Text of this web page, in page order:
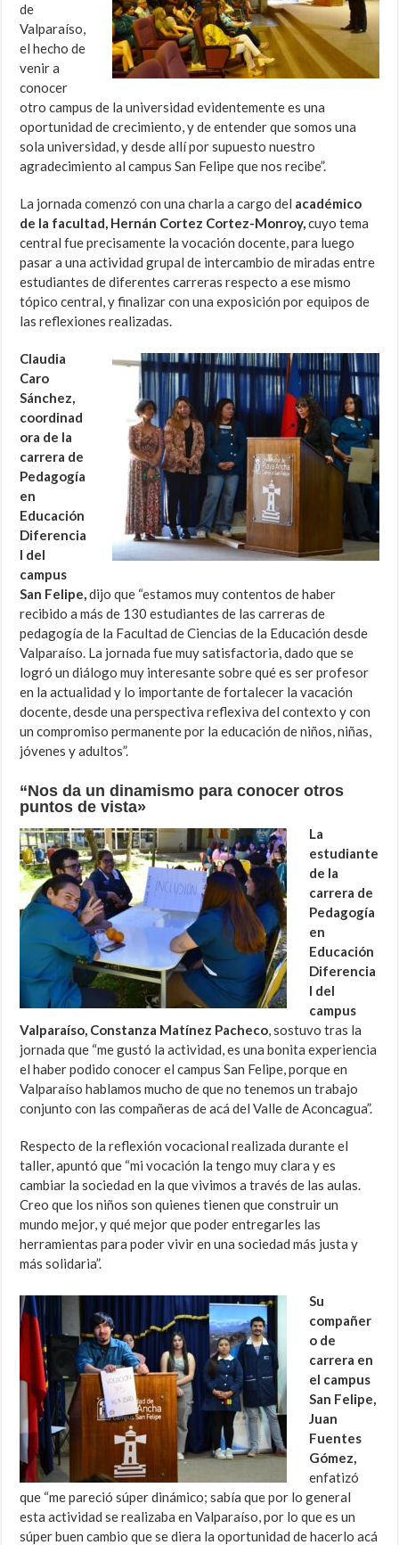
de
Valparaíso,
el hecho de
venir a
conocer
otro campus de la universidad evidentemente es una
oportunidad de crecimiento, y de entender que somos una
sola universidad, y desde allí por supuesto nuestro
agradecimiento al campus San Felipe que nos recibe”.
La jornada comenzó con una charla a cargo del académico
de la facultad, Hernán Cortez Cortez-Monroy,cuyo tema
central fue precisamente la vocación docente, para luego
pasar a una actividad grupal de intercambio de miradas entre
estudiantes de diferentes carreras respecto a ese mismo
tópico central, y finalizar con una exposición por equipos de
las reflexiones realizadas.
Claudia
Caro
Sánchez,
coordinad
ora de la
carrera de
Pedagogía
en
Educación
Diferencia
l del
campus
San Felipe,dijo que “estamos muy contentos de haber
recibido a más de 130 estudiantes de las carreras de
pedagogía de la Facultad de Ciencias de la Educación desde
Valparaíso. La jornada fue muy satisfactoria, dado que se
logró un diálogo muy interesante sobre qué es ser profesor
en la actualidad y lo importante de fortalecer la vacación
docente, desde una perspectiva reflexiva del contexto y con
un compromiso permanente por la educación de niños, niñas,
jóvenes y adultos”.
“Nos da un dinamismo para conocer otros
puntos de vista»
La
estudiante
de la
carrera de
Pedagogía
en
Educación
Diferencia
l del
campus
Valparaíso, Constanza Matínez Pacheco, sostuvo tras la
jornada que “me gustó la actividad, es una bonita experiencia
el haber podido conocer el campus San Felipe, porque en
Valparaíso hablamos mucho de que no tenemos un trabajo
conjunto con las compañeras de acá del Valle de Aconcagua”.
Respecto de la reflexión vocacional realizada durante el
taller, apuntó que “mi vocación la tengo muy clara y es
cambiar la sociedad en la que vivimos a través de las aulas.
Creo que los niños son quienes tienen que construir un
mundo mejor, y qué mejor que poder entregarles las
herramientas para poder vivir en una sociedad más justa y
más solidaria”.
Su
compañer
o de
carrera en
el campus
San Felipe,
Juan
Fuentes
Gómez,
enfatizó
que “me pareció súper dinámico; sabía que por lo general
esta actividad se realizaba en Valparaíso, por lo que es un
súper buen cambio que se diera la oportunidad de hacerlo acá